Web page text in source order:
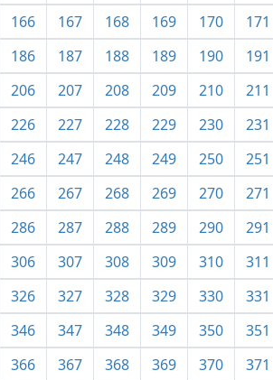
166 167 168 169 170 171
186 187 188 189 190 191
206 207 208 209 210 211
226 227 228 229 230 231
246 247 248 249 250 251
266 267 268 269 270 271
286 287 288 289 290 291
306 307 308 309 310 311
326 327 328 329 330 331
346 347 348 349 350 351
366 367 368 369 370 371